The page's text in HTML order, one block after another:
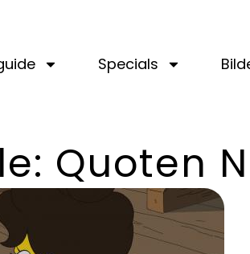
Specials
Quoten